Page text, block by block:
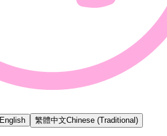
English 繁體中文Chinese (Traditional)